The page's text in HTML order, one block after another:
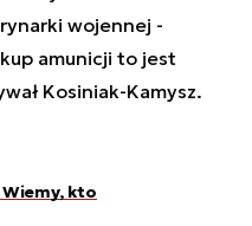
wojennej -
amunicji to jest
Kosiniak-Kamysz.
kto